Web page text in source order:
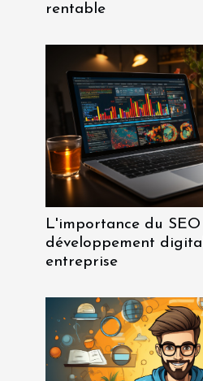
rentable
L'importance du
développement
entreprise